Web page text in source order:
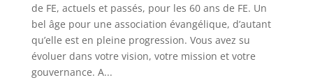
de FE, actuels et passés, pour les 60 ans de FE. Un
bel âge pour une association évangélique, d’autant
qu’elle est en pleine progression. Vous avez su
évoluer dans votre vision, votre mission et votre
gouvernance. A...